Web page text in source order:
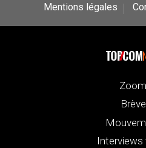
Mentions légales
Interviews